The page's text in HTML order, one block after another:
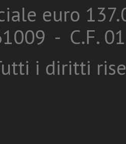
euro
- C.F.
i diritti